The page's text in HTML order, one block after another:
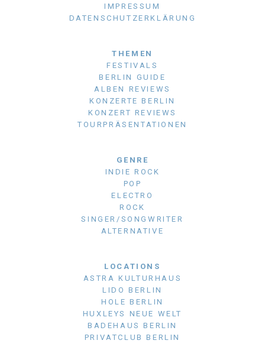
IMPRESSUM
DATENSCHUTZERKLÄRUNG
THEMEN
FESTIVALS
BERLIN GUIDE
ALBEN REVIEWS
KONZERTE BERLIN
KONZERT REVIEWS
TOURPRÄSENTATIONEN
GENRE
INDIE ROCK
POP
ELECTRO
ROCK
SINGER/SONGWRITER
ALTERNATIVE
LOCATIONS
ASTRA KULTURHAUS
LIDO BERLIN
HOLE BERLIN
HUXLEYS NEUE WELT
BADEHAUS BERLIN
PRIVATCLUB BERLIN